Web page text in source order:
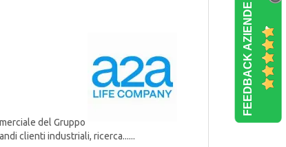
FEEDBACK AZIENDE
del Gruppo
clienti industriali, ricerca......